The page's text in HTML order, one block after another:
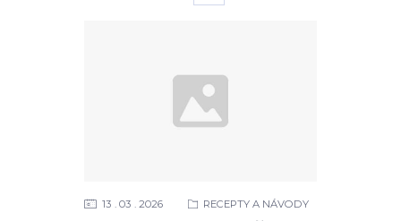
13 03 2026 RECEPTY A NÁVODY